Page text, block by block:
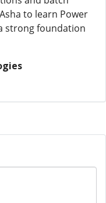
to learn Power
strong foundation